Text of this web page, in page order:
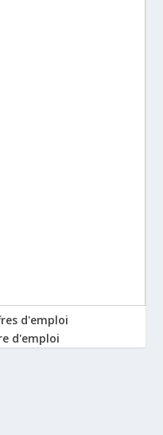
d'emploi
d'emploi